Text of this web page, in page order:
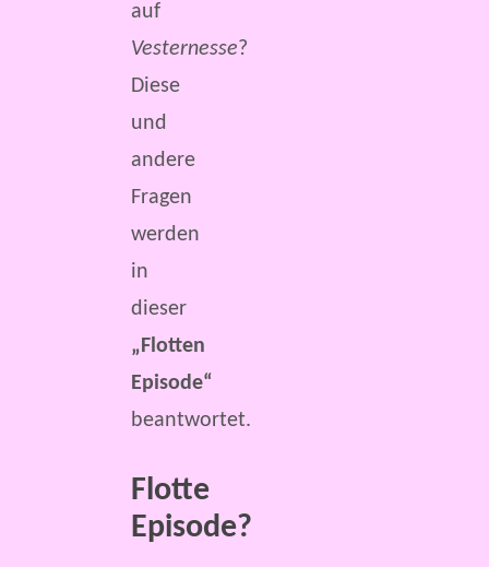
auf
Vesternesse ?
Diese
und
andere
Fragen
werden
in
dieser
„Flotten
Episode“
beantwortet.
Flotte
Episode?